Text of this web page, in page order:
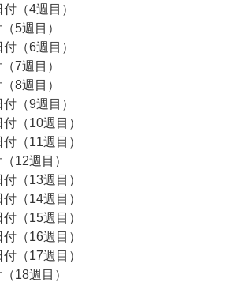
（4週目）
5週目）
（6週目）
7週目）
8週目）
（9週目）
（10週目）
（11週目）
12週目）
（13週目）
（14週目）
（15週目）
（16週目）
（17週目）
18週目）